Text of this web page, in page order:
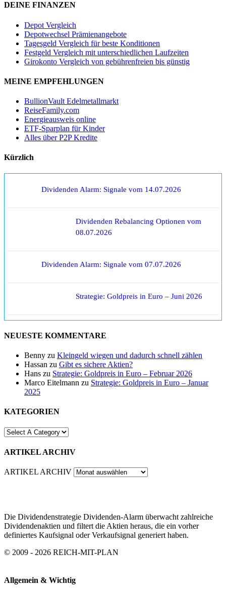
DEINE FINANZEN
Depot Vergleich
Depotwechsel Prämienangebote
Tagesgeld Vergleich für beste Konditionen
Festgeld Vergleich mit unterschiedlichen Laufzeiten
Girokonto Vergleich von gebührenfreien bis günstig
MEINE EMPFEHLUNGEN
BullionVault Edelmetallmarkt
ReiseFamily.com
Energieausweis online
ETF-Sparplan für Kinder
Alles über P2P Kredite
Kürzlich
Dividenden Alarm: Signale vom 14.07.2026
Dividenden Rebalancing Optionen vom
08.07.2026
Dividenden Alarm: Signale vom 07.07.2026
Strategie: Goldpreis in Euro – Juni 2026
NEUESTE KOMMENTARE
Benny zu Kleingeld wiegen und dadurch schnell zählen
Hassan zu Gibt es sichere Aktien?
Hans zu Strategie: Goldpreis in Euro – Februar 2026
Marco Eitelmann zu Strategie: Goldpreis in Euro – Januar
2025
KATEGORIEN
ARTIKEL ARCHIV
ARTIKEL ARCHIV
Die Dividendenstrategie Dividenden-Alarm überwacht zahlreiche
Dividendenaktien und filtert die Aktien heraus, die ein vorher
definiertes Kaufsignal oder Verkaufsignal generiert haben.
© 2009 - 2026 REICH-MIT-PLAN
Allgemein & Wichtig